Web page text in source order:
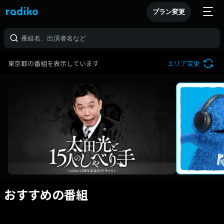
プラン変更
東京都の番組を表示しています エリア変更
おすすめの番組